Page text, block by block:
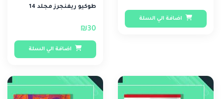
اضافة الي السلة
طوكيو ريفنجرز مجلد 14
₪30
اضافة الي السلة